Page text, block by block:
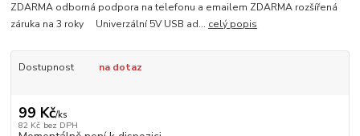
ZDARMA odborná podpora na telefonu a emailem ZDARMA rozšířená
záruka na 3 roky Univerzální 5V USB ad... celý popis
Dostupnost na dotaz
99 Kč/ks
82 Kč bez DPH